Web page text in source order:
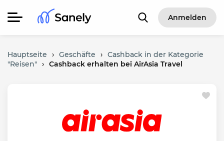
Anmelden
Hauptseite › Geschäfte › Cashback in der Kategorie
"Reisen" › Cashback erhalten bei AirAsia Travel